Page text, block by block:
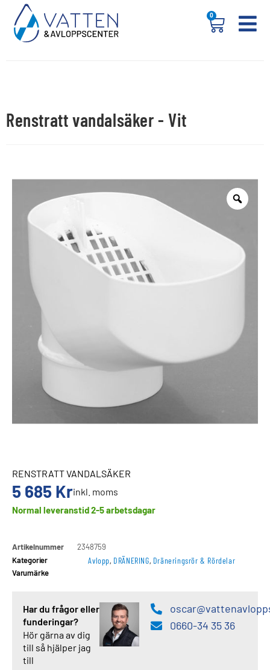
0
Renstratt vandalsäker - Vit
RENSTRATT VANDALSÄKER
5 685 Krinkl. moms
Normal leveranstid 2-5 arbetsdagar
Artikelnummer
2348759
Kategorier
Avlopp, DRÄNERING, Dräneringsrör & Rördelar
Varumärke
Har du frågor eller
funderingar?
Hör gärna av dig
till så hjälper jag
till
0660-34 35 36